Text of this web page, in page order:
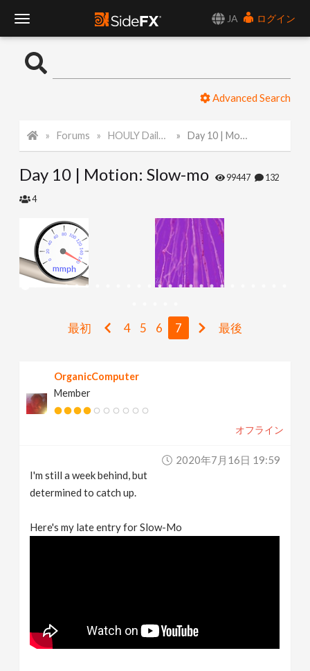
JA
ログイン
o
l
g
Advanced Search
Forums HOULY Daily Challenge Day 10 | Motion: Slow-mo
Day 10 | Motion: Slow-mo 99447 132
4
最初 4 5 6 7 最後
OrganicComputer
Member
オフライン
2020年7月16日 19:59
I'm still a week behind, but
determined to catch up.
Here's my late entry for Slow-Mo